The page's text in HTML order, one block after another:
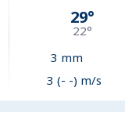
29°
22°
3 mm
3 (- -) m/s